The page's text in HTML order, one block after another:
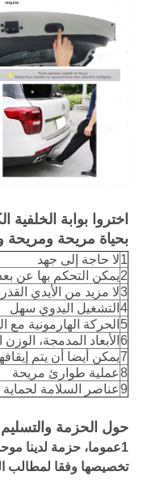
اختروا بوابة
بحياة مريحة
1لا حاجة إلى جهد
2يمكن التحكم بها عن
3لا مزيد من الأيدي
4 التشغيل اليدوي سهل
5 الحركة الهارمونية
6 الأبعاد المدمجة،
7يمكن أيضا أن يتم
8عملية طوارئ مريحة
9عناصر السلامة
حول الحزمة والتسليم
1عموما، حزمة لدينا
تخصيصها وفقا لمطالب